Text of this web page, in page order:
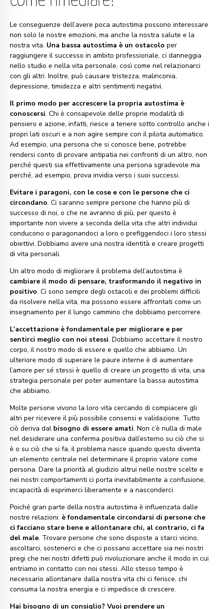
Le conseguenze dell’avere poca autostima possono interessare
non solo le nostre emozioni, ma anche la nostra salute e la
nostra vita. Una bassa autostima è un ostacolo per
raggiungere il successo in ambito professionale, ci danneggia
nello studio e nella vita personale, così come nel relazionarci
con gli altri. Inoltre, può causare tristezza, malinconia,
depressione, timidezza e altri sentimenti negativi.
Il primo modo per accrescere la propria autostima è
conoscersi. Chi è consapevole delle proprie modalità di
pensiero e azione, infatti, riesce a tenere sotto controllo anche i
propri lati oscuri e a non agire sempre con il pilota automatico.
Ad esempio, una persona che si conosce bene, potrebbe
rendersi conto di provare antipatia nei confronti di un altro, non
perché questi sia effettivamente una persona sgradevole ma
perché, ad esempio, prova invidia verso i suoi successi.
Evitare i paragoni, con le cose e con le persone che ci
circondano. Ci saranno sempre persone che hanno più di
successo di noi, o che ne avranno di più, per questo è
importante non vivere a seconda della vita che altri individui
conducono o paragonandoci a loro o prefiggendoci i loro stessi
obiettivi. Dobbiamo avere una nostra identità e creare progetti
di vita personali.
Un altro modo di migliorare il problema dell’autostima è
cambiare il modo di pensare, trasformando il negativo in
positivo. Ci sono sempre degli ostacoli e dei problemi difficili
da risolvere nella vita, ma possono essere affrontati come un
insegnamento per il lungo cammino che dobbiamo percorrere.
L’accettazione è fondamentale per migliorare e per
sentirci meglio con noi stessi. Dobbiamo accettare il nostro
corpo, il nostro modo di essere e quello che abbiamo. Un
ulteriore modo di superare le paure interne è di aumentare
l’amore per sé stessi è quello di creare un progetto di vita, una
strategia personale per poter aumentare la bassa autostima
che abbiamo.
Molte persone vivono la loro vita cercando di compiacere gli
altri per ricevere il più possibile consensi e validazione. Tutto
ciò deriva dal bisogno di essere amati. Non c’è nulla di male
nel desiderare una conferma positiva dall’esterno su ciò che si
è o su ciò che si fa, il problema nasce quando questo diventa
un elemento centrale nel determinare il proprio valore come
persona. Dare la priorità al giudizio altrui nelle nostre scelte e
nei nostri comportamenti ci porta inevitabilmente a confusione,
incapacità di esprimerci liberamente e a nasconderci.
Poiché gran parte della nostra autostima è influenzata dalle
nostre relazioni: è fondamentale circondarsi di persone che
ci facciano stare bene e allontanare chi, al contrario, ci fa
del male. Trovare persone che sono disposte a starci vicino,
ascoltarci, sostenerci e che ci possano accettare sia nei nostri
pregi che nei nostri difetti può rivoluzionare anche il modo in cui
entriamo in contatto con noi stessi. Allo stesso tempo è
necessario allontanare dalla nostra vita chi ci ferisce, chi
consuma la nostra energia e ci impedisce di crescere.
Hai bisogno di un consiglio? Vuoi prendere un